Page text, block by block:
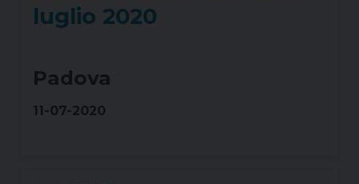
luglio 2020
Padova
11-07-2020